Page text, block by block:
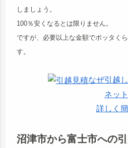
しましょう。
100％安くなるとは限りません。
ですが、必要以上な金額でボッタく
す。
なぜ引越
ネッ
詳しく
沼津市から富士市への